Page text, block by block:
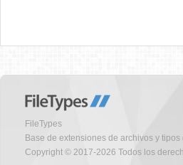
FileTypes
Base de extensiones de archivos y
Copyright © 2017-2026 Todos los